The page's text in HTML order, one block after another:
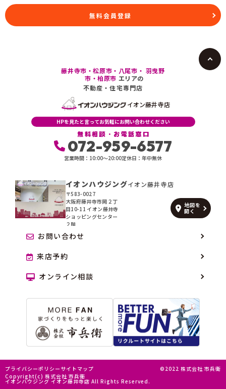
無料会員登録
藤井寺市・松原市・八尾市・ 羽曳野
市・柏原市 エリアの
不動産・住宅専門店
イオン藤井寺店
HPを見たと言ってお気軽にお問い合わせください
無料相談・お電話窓口
072-959-6577
営業時間：10:00〜20:00定休日：年中無休
イオンハウジングイオン藤井寺店
〒583-0027
大阪府藤井寺市岡２丁
目10-11 イオン藤井寺
ショッピングセンター
２階
地図を
開く
お問い合わせ
来店予約
オンライン相談
プライバシーポリシー サイトマップ
©2022 株式会社 市兵衛
Copyright(c) 株式会社 市兵衛
イオンハウジング イオン藤井寺店 All Rights Reserved.